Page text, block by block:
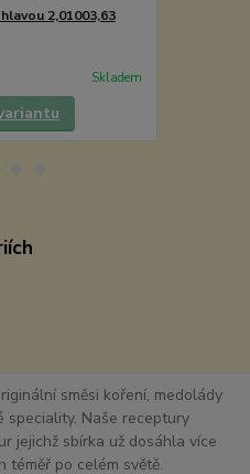
2,01003,63
Skladem
směsi koření, medolády
speciality. Naše receptury
jejichž sbírka už dosáhla více
téměř po celém světě.